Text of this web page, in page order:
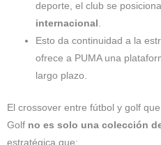
deporte, el club se
internacional .
Esto da continuidad a la
ofrece a PUMA una
largo plazo.
El crossover entre fútbol y golf
Golf no es solo una colección
estratégica que: